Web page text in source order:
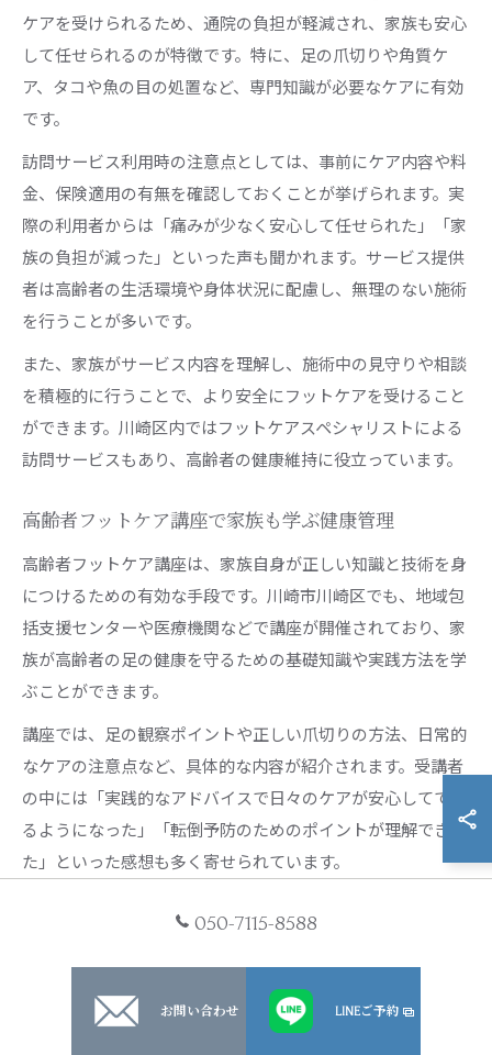
ケアを受けられるため、通院の負担が軽減され、家族も安心
して任せられるのが特徴です。特に、足の爪切りや角質ケ
ア、タコや魚の目の処置など、専門知識が必要なケアに有効
です。
訪問サービス利用時の注意点としては、事前にケア内容や料
金、保険適用の有無を確認しておくことが挙げられます。実
際の利用者からは「痛みが少なく安心して任せられた」「家
族の負担が減った」といった声も聞かれます。サービス提供
者は高齢者の生活環境や身体状況に配慮し、無理のない施術
を行うことが多いです。
また、家族がサービス内容を理解し、施術中の見守りや相談
を積極的に行うことで、より安全にフットケアを受けること
ができます。川崎区内ではフットケアスペシャリストによる
訪問サービスもあり、高齢者の健康維持に役立っています。
高齢者フットケア講座で家族も学ぶ健康管理
高齢者フットケア講座は、家族自身が正しい知識と技術を身
につけるための有効な手段です。川崎市川崎区でも、地域包
括支援センターや医療機関などで講座が開催されており、家
族が高齢者の足の健康を守るための基礎知識や実践方法を学
ぶことができます。
講座では、足の観察ポイントや正しい爪切りの方法、日常的
なケアの注意点など、具体的な内容が紹介されます。受講者
の中には「実践的なアドバイスで日々のケアが安心してでき
るようになった」「転倒予防のためのポイントが理解でき
た」といった感想も多く寄せられています。
ため、孤立しがちな介護生活の中で心強い支えとなります。
高齢者フットケア講座の受講は、家族の負担軽減と高齢者の
健康維持の両立に役立つ実践的な方法です。
050-7115-8588
お問い合わせ LINEご予約